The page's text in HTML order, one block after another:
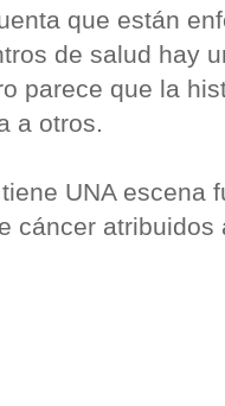
que están
de salud hay
parece que la
a otros.
UNA escena
cáncer atribuidos